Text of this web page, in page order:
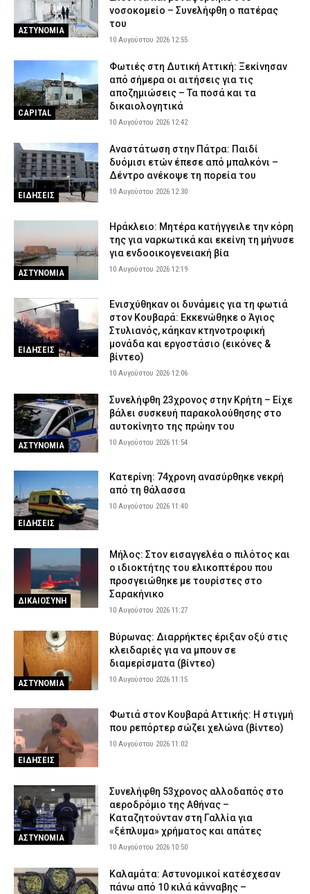
Ηλείας – Επιχειρούν μόνο επίγειες δυνάμεις
ΕΙΔΗΣΕΙΣ 9 Αυγούστου 2026 22:19
ΑΣΤΥΝΟΜΙΑ
νοσοκομείο – Συνελήφθη ο πατέρας
του
10 Αυγούστου 2026 12:55
CAPITAL
Φωτιές στη Δυτική Αττική: Ξεκίνησαν
από σήμερα οι αιτήσεις για τις
αποζημιώσεις – Τα ποσά και τα
δικαιολογητικά
10 Αυγούστου 2026 12:42
ΕΙΔΗΣΕΙΣ
Αναστάτωση στην Πάτρα: Παιδί
δυόμισι ετών έπεσε από μπαλκόνι –
Δέντρο ανέκοψε τη πορεία του
10 Αυγούστου 2026 12:30
ΑΣΤΥΝΟΜΙΑ
Ηράκλειο: Μητέρα κατήγγειλε την κόρη
της για ναρκωτικά και εκείνη τη μήνυσε
για ενδοοικογενειακή βία
10 Αυγούστου 2026 12:19
ΕΙΔΗΣΕΙΣ
Ενισχύθηκαν οι δυνάμεις για τη φωτιά
στον Κουβαρά: Εκκενώθηκε ο Άγιος
Στυλιανός, κάηκαν κτηνοτροφική
μονάδα και εργοστάσιο (εικόνες &
βίντεο)
10 Αυγούστου 2026 12:06
ΑΣΤΥΝΟΜΙΑ
Συνελήφθη 23χρονος στην Κρήτη – Είχε
βάλει συσκευή παρακολούθησης στο
αυτοκίνητο της πρώην του
10 Αυγούστου 2026 11:54
ΕΙΔΗΣΕΙΣ
Κατερίνη: 74χρονη ανασύρθηκε νεκρή
από τη θάλασσα
10 Αυγούστου 2026 11:40
ΔΙΚΑΙΟΣΥΝΗ
Μήλος: Στον εισαγγελέα ο πιλότος και
ο ιδιοκτήτης του ελικοπτέρου που
προσγειώθηκε με τουρίστες στο
Σαρακήνικο
10 Αυγούστου 2026 11:27
ΑΣΤΥΝΟΜΙΑ
Βύρωνας: Διαρρήκτες έριξαν οξύ στις
κλειδαριές για να μπουν σε
διαμερίσματα (βίντεο)
10 Αυγούστου 2026 11:15
ΕΙΔΗΣΕΙΣ
Φωτιά στον Κουβαρά Αττικής: Η στιγμή
που ρεπόρτερ σώζει χελώνα (βίντεο)
10 Αυγούστου 2026 11:02
ΑΣΤΥΝΟΜΙΑ
Συνελήφθη 53χρονος αλλοδαπός στο
αεροδρόμιο της Αθήνας –
Καταζητούνταν στη Γαλλία για
«ξέπλυμα» χρήματος και απάτες
10 Αυγούστου 2026 10:50
Καλαμάτα: Αστυνομικοί κατέσχεσαν
πάνω από 10 κιλά κάνναβης –